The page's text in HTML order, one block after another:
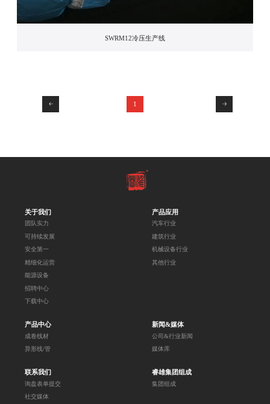
SWRM12冷压生产线
1
关于我们
团队实力
可持续发展
安全第一
精细化运营
能源设备
招聘中心
下载中心
产品应用
汽车行业
建筑行业
机械设备行业
其他行业
产品中心
成卷线材
异形线/管
新闻&媒体
公司&行业新闻
媒体库
联系我们
询盘表单提交
社交媒体
睿雄集团组成
集团组成